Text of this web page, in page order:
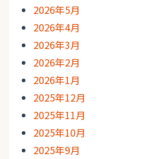
2026年5月
2026年4月
2026年3月
2026年2月
2026年1月
2025年12月
2025年11月
2025年10月
2025年9月